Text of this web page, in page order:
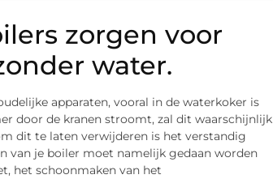
zorgen voor
water.
apparaten, vooral in de waterkoker is
door de kranen stroomt, zal dit waarschijnlijk
dit te laten verwijderen is het verstandig
van je boiler moet namelijk gedaan worden
het schoonmaken van het